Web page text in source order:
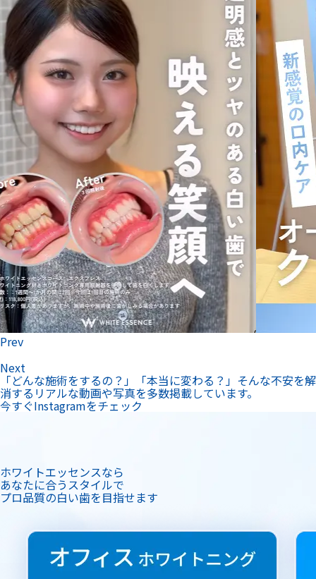
Prev
Next
「どんな施術をするの？」「本当に変わる？」そんな不安を解
消するリアルな動画や写真を多数掲載しています。
今すぐInstagramをチェック
ホワイトエッセンスなら
あなたに合うスタイルで
プロ品質の白い歯を目指せます